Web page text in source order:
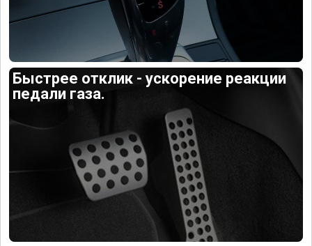
Быстрее отклик - ускорение реакции
педали газа.